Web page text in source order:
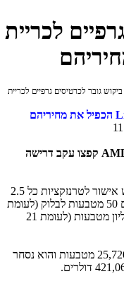
לכריית
גובר לכרטיסים גרפיים לכריית
הכפיל את מחיריהם
קפצו עקב דרישה
צובר פופולריות, במיוחד כאשר יש אישור לטרנזקציות כל 2.5
), עם 50 מטבעות לבלוק (לעומת
25 אצל הביטקוין) ועם מספר מרבי של 84 מיליון מטבעות (לעומת 21
יש לו 25,720,954 מטבעות והוא נסחר